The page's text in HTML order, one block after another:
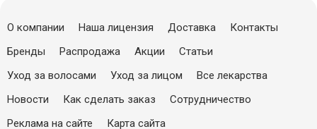
О компании Наша лицензия Доставка
Контакты
Бренды
Распродажа Акции
Статьи
Уход за волосами
Уход за лицом
Все лекарства
Новости
Как сделать заказ
Сотрудничество
Реклама на сайте
Карта сайта